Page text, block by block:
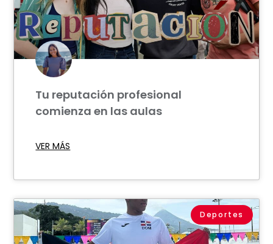
Tu reputación profesional
comienza en las aulas
VER MÁS
Deportes